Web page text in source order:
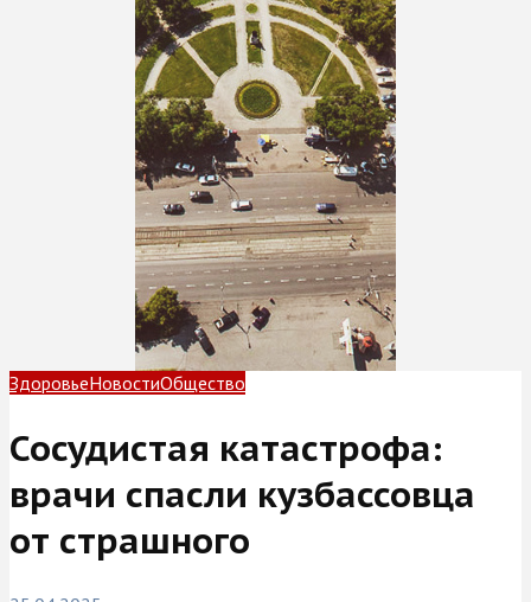
ЗдоровьеНовостиОбщество
Сосудистая катастрофа:
врачи спасли кузбассовца
от страшного